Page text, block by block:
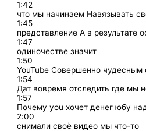
1:42
что мы начинаем Навязывать
1:45
представление А в результате
1:47
одиночестве значит
1:50
YouTube Совершенно чудесным
1:54
Дат вовремя отследить где мы
1:57
Почему you хочет денег юбу
2:00
снимали своё видео мы что-то